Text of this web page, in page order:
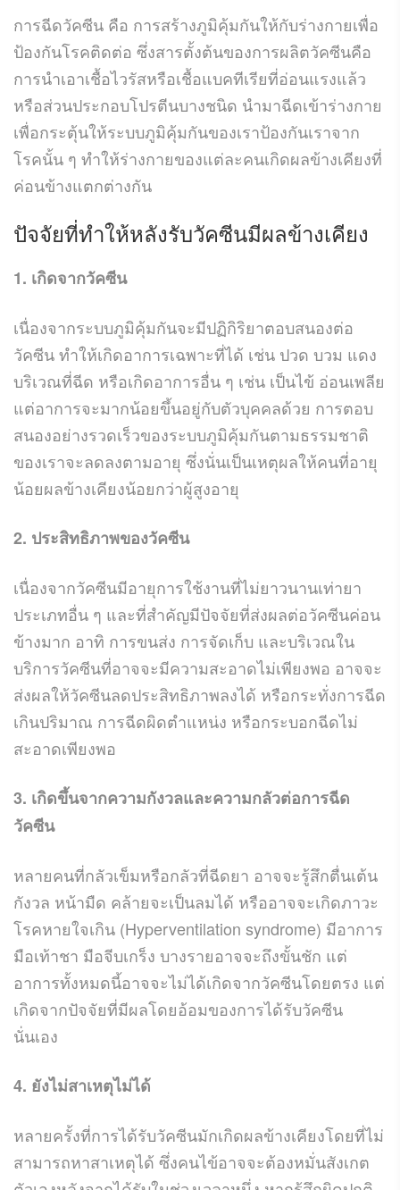
การฉีดวัคซีน คือ การสร้างภูมิคุ้มกันให้กับร่างกายเพื่อ
ป้องกันโรคติดต่อ ซึ่งสารตั้งต้นของการผลิตวัคซีนคือ
การนำเอาเชื้อไวรัสหรือเชื้อแบคทีเรียที่อ่อนแรงแล้ว
หรือส่วนประกอบโปรตีนบางชนิด นำมาฉีดเข้าร่างกาย
เพื่อกระตุ้นให้ระบบภูมิคุ้มกันของเราป้องกันเราจาก
โรคนั้น ๆ ทำให้ร่างกายของแต่ละคนเกิดผลข้างเคียงที่
ค่อนข้างแตกต่างกัน
ปัจจัยที่ทำให้หลังรับวัคซีนมีผลข้างเคียง
1. เกิดจากวัคซีน
เนื่องจากระบบภูมิคุ้มกันจะมีปฏิกิริยาตอบสนองต่อ
วัคซีน ทำให้เกิดอาการเฉพาะที่ได้ เช่น ปวด บวม แดง
บริเวณที่ฉีด หรือเกิดอาการอื่น ๆ เช่น เป็นไข้ อ่อนเพลีย
แต่อาการจะมากน้อยขึ้นอยู่กับตัวบุคคลด้วย การตอบ
สนองอย่างรวดเร็วของระบบภูมิคุ้มกันตามธรรมชาติ
ของเราจะลดลงตามอายุ ซึ่งนั่นเป็นเหตุผลให้คนที่อายุ
น้อยผลข้างเคียงน้อยกว่าผู้สูงอายุ
2. ประสิทธิภาพของวัคซีน
เนื่องจากวัคซีนมีอายุการใช้งานที่ไม่ยาวนานเท่ายา
ประเภทอื่น ๆ และที่สำคัญมีปัจจัยที่ส่งผลต่อวัคซีนค่อน
ข้างมาก อาทิ การขนส่ง การจัดเก็บ และบริเวณใน
บริการวัคซีนที่อาจจะมีความสะอาดไม่เพียงพอ อาจจะ
ส่งผลให้วัคซีนลดประสิทธิภาพลงได้ หรือกระทั่งการฉีด
เกินปริมาณ การฉีดผิดตำแหน่ง หรือกระบอกฉีดไม่
สะอาดเพียงพอ
3. เกิดขึ้นจากความกังวลและความกลัวต่อการฉีด
วัคซีน
หลายคนที่กลัวเข็มหรือกลัวที่ฉีดยา อาจจะรู้สึกตื่นเต้น
กังวล หน้ามืด คล้ายจะเป็นลมได้ หรืออาจจะเกิดภาวะ
โรคหายใจเกิน (Hyperventilation syndrome) มีอาการ
มือเท้าชา มือจีบเกร็ง บางรายอาจจะถึงขั้นชัก แต่
อาการทั้งหมดนี้อาจจะไม่ได้เกิดจากวัคซีนโดยตรง แต่
เกิดจากปัจจัยที่มีผลโดยอ้อมของการได้รับวัคซีน
นั่นเอง
4. ยังไม่สาเหตุไม่ได้
หลายครั้งที่การได้รับวัคซีนมักเกิดผลข้างเคียงโดยที่ไม่
สามารถหาสาเหตุได้ ซึ่งคนไข้อาจจะต้องหมั่นสังเกต